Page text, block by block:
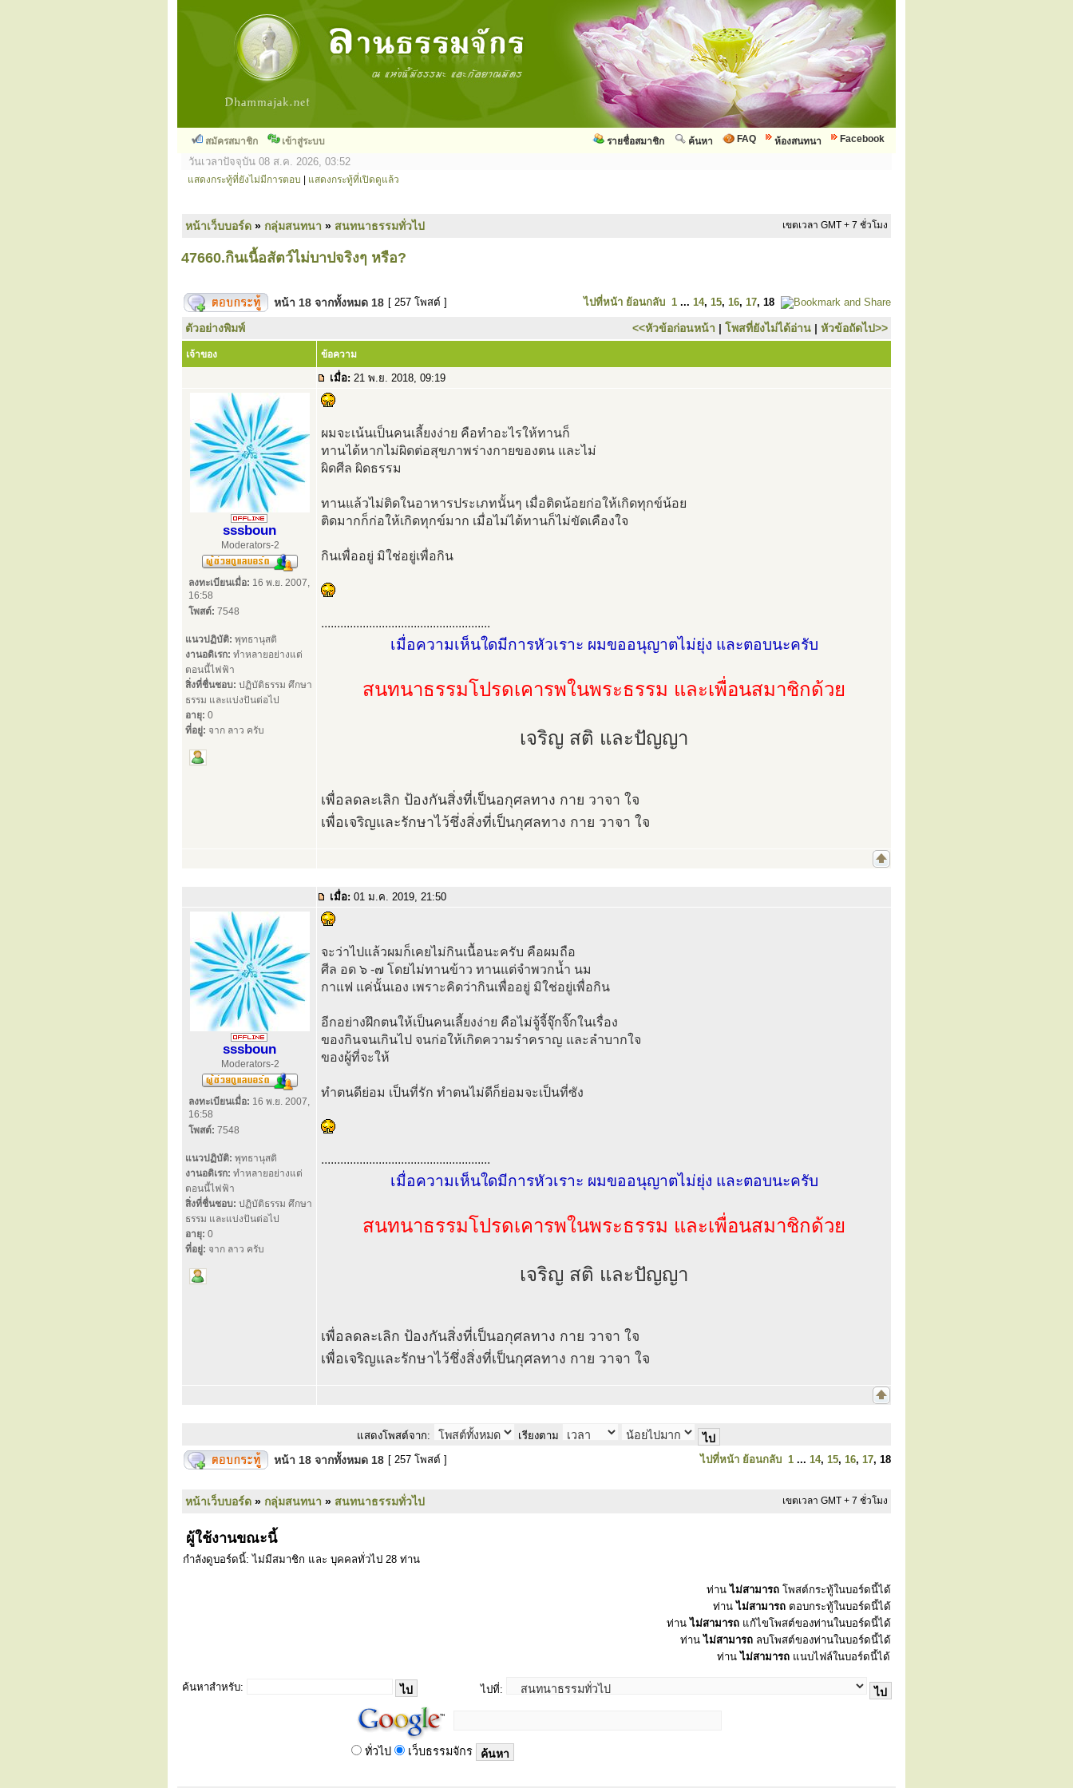
สมัครสมาชิก เข้าสู่ระบบ Facebook
ห้องสนทนา
FAQ
ค้นหา
รายชื่อสมาชิก
วันเวลาปัจจุบัน 08 ส.ค. 2026, 03:52
แสดงกระทู้ที่ยังไม่มีการตอบ แสดงกระทู้ที่เปิดดูแล้ว
หน้าเว็บบอร์ด » กลุ่มสนทนา » สนทนาธรรมทั่วไป เขตเวลา GMT + 7 ชั่วโมง
47660.กินเนื้อสัตว์ไม่บาปจริงๆ หรือ?
หน้า 18 จากทั้งหมด 18 [ 257 โพสต์ ] ไปที่หน้า ย้อนกลับ 1 ... 14, 15, 16, 17, 18
ตัวอย่างพิมพ์ <<หัวข้อก่อนหน้า | โพสที่ยังไม่ได้อ่าน | หัวข้อถัดไป>>
เจ้าของ ข้อความ
เมื่อ: 21 พ.ย. 2018, 09:19
sssboun
Moderators-2
ลงทะเบียนเมื่อ: 16 พ.ย. 2007,
16:58
โพสต์: 7548
แนวปฏิบัติ: พุทธานุสติ
งานอดิเรก: ทำหลายอย่างแต่
ตอนนี้ไฟฟ้า
สิ่งที่ชื่นชอบ: ปฏิบัติธรรม ศึกษา
ธรรม และแบ่งปันต่อไป
อายุ: 0
ที่อยู่: จาก ลาว ครับ
ผมจะเน้นเป็นคนเลี้ยงง่าย คือทำอะไรให้ทานก็
ทานได้หากไม่ผิดต่อสุขภาพร่างกายของตน และไม่
ผิดศีล ผิดธรรม
ทานแล้วไม่ติดในอาหารประเภทนั้นๆ เมื่อติดน้อยก่อให้เกิดทุกข์น้อย
ติดมากก็ก่อให้เกิดทุกข์มาก เมื่อไม่ได้ทานก็ไม่ขัดเคืองใจ
กินเพื่ออยู่ มิใช่อยู่เพื่อกิน
.....................................................
เมื่อความเห็นใดมีการหัวเราะ ผมขออนุญาตไม่ยุ่ง และตอบนะครับ
สนทนาธรรมโปรดเคารพในพระธรรม และเพื่อนสมาชิกด้วย
เจริญ สติ และปัญญา
เพื่อลดละเลิก ป้องกันสิ่งที่เป็นอกุศลทาง กาย วาจา ใจ
เพื่อเจริญและรักษาไว้ชึ่งสิ่งที่เป็นกุศลทาง กาย วาจา ใจ
เมื่อ: 01 ม.ค. 2019, 21:50
sssboun
Moderators-2
ลงทะเบียนเมื่อ: 16 พ.ย. 2007,
16:58
โพสต์: 7548
แนวปฏิบัติ: พุทธานุสติ
งานอดิเรก: ทำหลายอย่างแต่
ตอนนี้ไฟฟ้า
สิ่งที่ชื่นชอบ: ปฏิบัติธรรม ศึกษา
ธรรม และแบ่งปันต่อไป
อายุ: 0
ที่อยู่: จาก ลาว ครับ
จะว่าไปแล้วผมก็เคยไม่กินเนื้อนะครับ คือผมถือ
ศีล อด ๖ -๗ โดยไม่ทานข้าว ทานแต่จำพวกน้ำ นม
กาแฟ แค่นั้นเอง เพราะคิดว่ากินเพื่ออยู่ มิใช่อยู่เพื่อกิน
อีกอย่างฝึกตนให้เป็นคนเลี้ยงง่าย คือไม่จู้จี้จุ๊กจิ๊กในเรื่อง
ของกินจนเกินไป จนก่อให้เกิดความรำคราญ และลำบากใจ
ของผู้ที่จะให้
ทำตนดีย่อม เป็นที่รัก ทำตนไม่ดีก็ย่อมจะเป็นที่ซัง
.....................................................
เมื่อความเห็นใดมีการหัวเราะ ผมขออนุญาตไม่ยุ่ง และตอบนะครับ
สนทนาธรรมโปรดเคารพในพระธรรม และเพื่อนสมาชิกด้วย
เจริญ สติ และปัญญา
เพื่อลดละเลิก ป้องกันสิ่งที่เป็นอกุศลทาง กาย วาจา ใจ
เพื่อเจริญและรักษาไว้ชึ่งสิ่งที่เป็นกุศลทาง กาย วาจา ใจ
แสดงโพสต์จาก: เรียงตาม
หน้า 18 จากทั้งหมด 18 [ 257 โพสต์ ] ไปที่หน้า ย้อนกลับ 1 ... 14, 15, 16, 17, 18
หน้าเว็บบอร์ด » กลุ่มสนทนา » สนทนาธรรมทั่วไป เขตเวลา GMT + 7 ชั่วโมง
ผู้ใช้งานขณะนี้
กำลังดูบอร์ดนี้: ไม่มีสมาชิก และ บุคคลทั่วไป 28 ท่าน
ท่านไม่สามารถ โพสต์กระทู้ในบอร์ดนี้ได้
ท่านไม่สามารถ ตอบกระทู้ในบอร์ดนี้ได้
ท่านไม่สามารถ แก้ไขโพสต์ของท่านในบอร์ดนี้ได้
ท่านไม่สามารถ ลบโพสต์ของท่านในบอร์ดนี้ได้
ท่านไม่สามารถ แนบไฟล์ในบอร์ดนี้ได้
ค้นหาสำหรับ: ไปที่:
ทั่วไป เว็บธรรมจักร